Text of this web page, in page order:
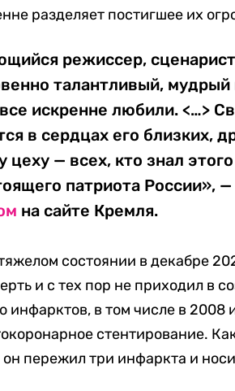
разделяет постигшее их
режиссер,
талантливый, мудрый
искренне любили. <…>
в сердцах его близких,
— всех, кто знал
патриота России», —
на сайте Кремля.
состоянии в декабре
и с тех пор не приходил в
инфарктов, в том числе в 2008
стентирование.
пережил три инфаркта и